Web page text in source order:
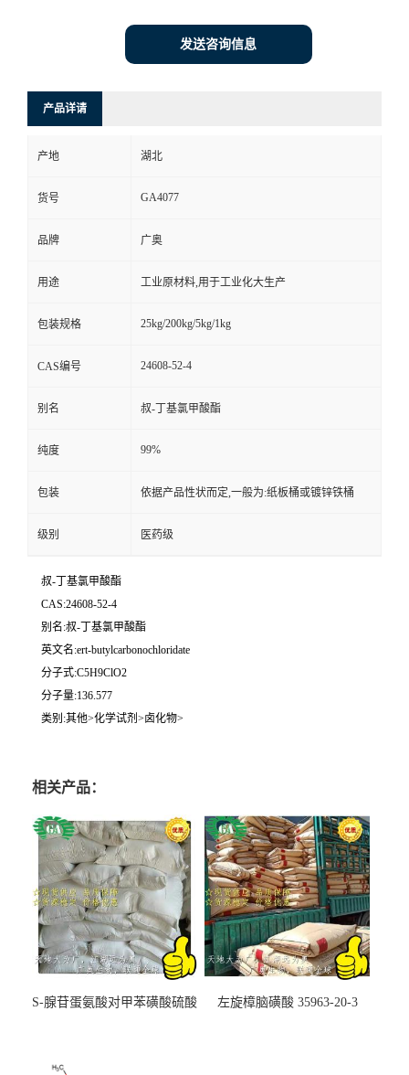
发送咨询信息
产品详请
产地 湖北
货号 GA4077
品牌 广奥
用途 工业原材料,用于工业化大生产
包装规格 25kg/200kg/5kg/1kg
CAS编号 24608-52-4
别名 叔-丁基氯甲酸酯
纯度 99%
包装 依据产品性状而定,一般为:纸板桶或镀锌铁桶
级别 医药级
叔-丁基氯甲酸酯
CAS:24608-52-4
别名:叔-丁基氯甲酸酯
英文名:ert-butylcarbonochloridate
分子式:C5H9ClO2
分子量:136.577
类别:其他>化学试剂>卤化物>
相关产品：
S-腺苷蛋氨酸对甲苯磺酸硫酸
左旋樟脑磺酸 35963-20-3